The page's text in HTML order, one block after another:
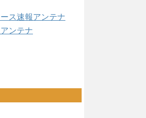
ス速報アンテナ
ンテナ